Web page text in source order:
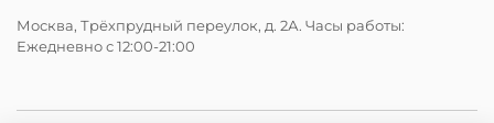
Москва, Трёхпрудный переулок, д. 2А. Часы работы:
Ежедневно с 12:00-21:00